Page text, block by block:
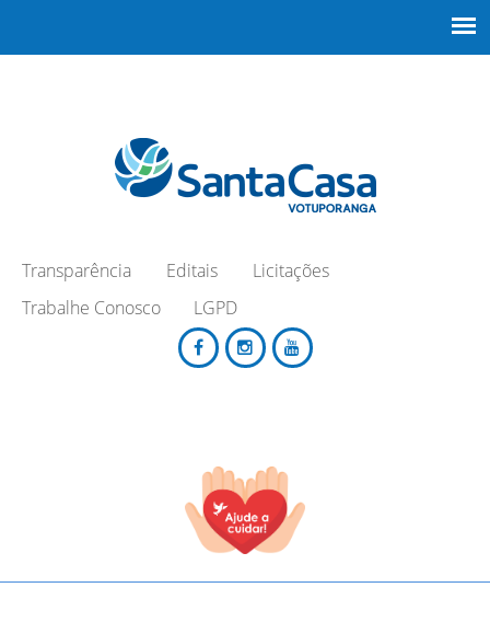
Transparência Editais
Licitações
Trabalhe Conosco
LGPD